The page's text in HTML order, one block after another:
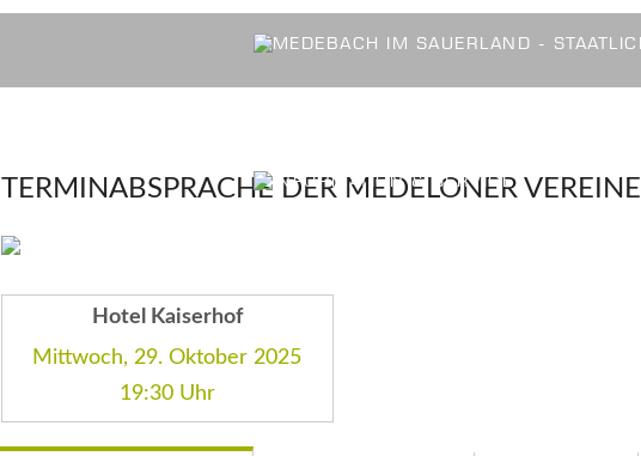
TERMINABSPRACHE DER MEDELONER VEREINE
Hotel Kaiserhof
Mittwoch, 29. Oktober 2025
19:30 Uhr